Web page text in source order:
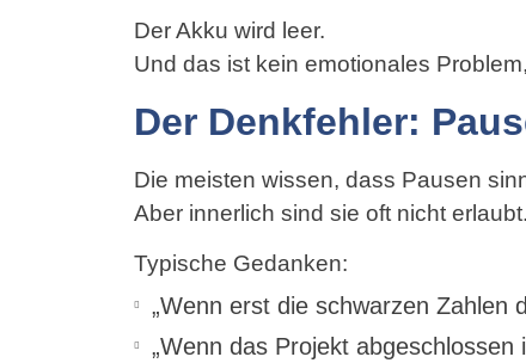
Der Akku wird leer.
Und das ist kein emotionales
Der Denkfehler:
Die meisten wissen, dass Pausen
Aber innerlich sind sie oft nicht erlaubt.
Typische Gedanken:
„Wenn erst die schwarzen Zahlen
„Wenn das Projekt abgeschlossen